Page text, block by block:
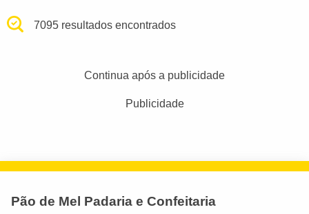
7095 resultados encontrados
Continua após a publicidade
Publicidade
Pão de Mel Padaria e Confeitaria